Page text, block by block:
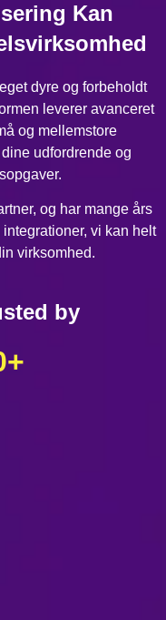
Kan
dyre og forbeholdt
leverer avanceret
og mellemstore
udfordrende og
og har mange års
vi kan helt
virksomhed.
by
+